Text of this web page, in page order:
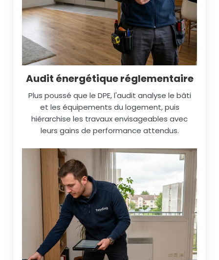
Audit énergétique réglementaire
Plus poussé que le DPE, l'audit analyse le bâti
et les équipements du logement, puis
hiérarchise les travaux envisageables avec
leurs gains de performance attendus.